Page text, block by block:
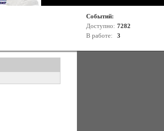
Событий:
Доступно: 7282
В работе:
3